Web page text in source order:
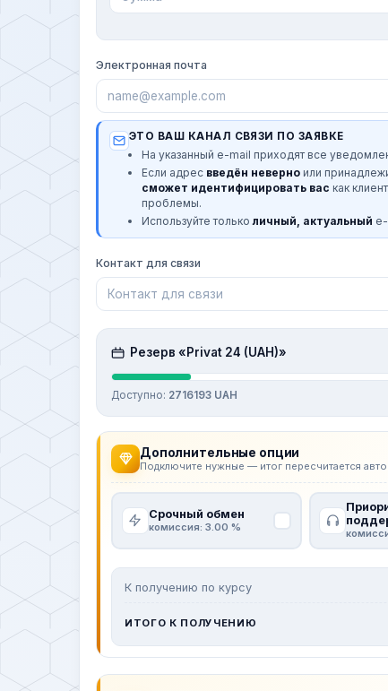
Электронная почта
ЭТО ВАШ КАНАЛ СВЯЗИ ПО ЗАЯВКЕ
На указанный e-mail приходят все
Если адрес введён неверно или
сможет идентифицировать вас как
проблемы.
Используйте только личный, актуальный
Контакт для связи
Резерв «Privat 24 (UAH)»
Доступно: 2716193 UAH
Дополнительные опции
Подключите нужные — итог пересчитается
Срочный обмен
комиссия: 3.00 %
К получению по курсу
ИТОГО К ПОЛУЧЕНИЮ